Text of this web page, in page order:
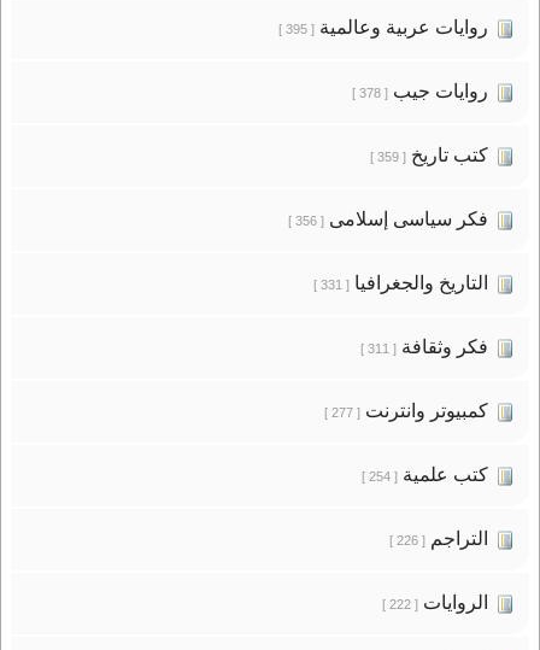
روايات عربية وعالمية[ 395 ]
روايات جيب[ 378 ]
كتب تاريخ[ 359 ]
فكر سياسى إسلامى[ 356 ]
التاريخ والجغرافيا[ 331 ]
فكر وثقافة[ 311 ]
كمبيوتر وانترنت[ 277 ]
كتب علمية[ 254 ]
التراجم[ 226 ]
الروايات[ 222 ]